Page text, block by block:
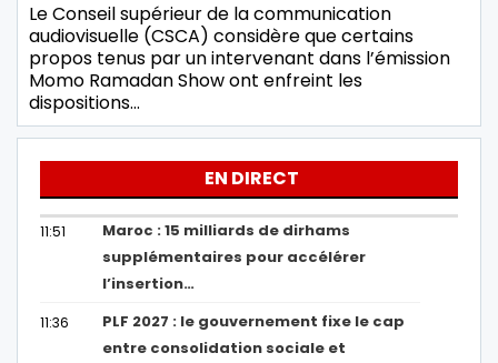
Le Conseil supérieur de la communication
audiovisuelle (CSCA) considère que certains
propos tenus par un intervenant dans l’émission
Momo Ramadan Show ont enfreint les
dispositions…
EN DIRECT
11:51
Maroc : 15 milliards de dirhams
supplémentaires pour accélérer
l’insertion…
11:36
PLF 2027 : le gouvernement fixe le cap
entre consolidation sociale et